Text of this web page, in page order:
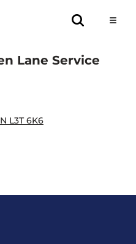
Lane Service
L3T 6K6